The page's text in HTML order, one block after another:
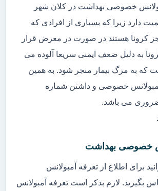
خصوصی بهداشت در کلان شهر
دارد زیرا که بسیاری از افرادی که
جز کرونا هستند در صورت در معرض قرار
به دلیل ضعف ایمنی سریعا آلوده می
که به مرگ بیمار منجر شود. به همین
آمبولانس خصوصی و داشتن شماره
ضروری می باشد.
خصوصی بهداشت
برای اطلاع از تعرفه آمبولانس
بگیرید. لازم بذکر است تعرفه آمبولانس